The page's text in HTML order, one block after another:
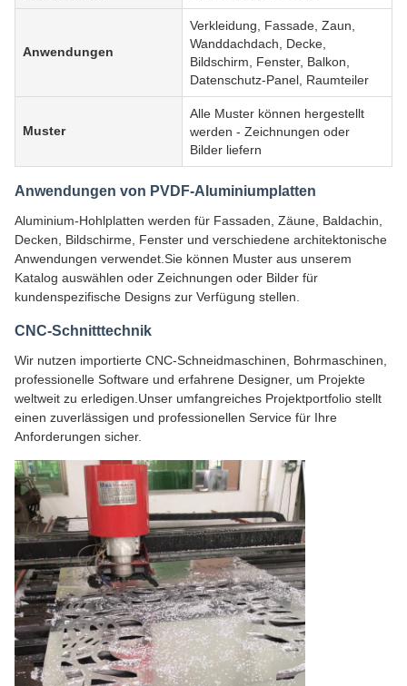
Anwendungen
Verkleidung, Fassade, Zaun,
Wanddachdach, Decke,
Bildschirm, Fenster, Balkon,
Datenschutz-Panel, Raumteiler
Muster
Alle Muster können hergestellt
werden - Zeichnungen oder
Bilder liefern
Anwendungen von PVDF-Aluminiumplatten
Aluminium-Hohlplatten werden für Fassaden, Zäune, Baldachin,
Decken, Bildschirme, Fenster und verschiedene architektonische
Anwendungen verwendet.Sie können Muster aus unserem
Katalog auswählen oder Zeichnungen oder Bilder für
kundenspezifische Designs zur Verfügung stellen.
CNC-Schnitttechnik
Wir nutzen importierte CNC-Schneidmaschinen, Bohrmaschinen,
professionelle Software und erfahrene Designer, um Projekte
weltweit zu erledigen.Unser umfangreiches Projektportfolio stellt
einen zuverlässigen und professionellen Service für Ihre
Anforderungen sicher.